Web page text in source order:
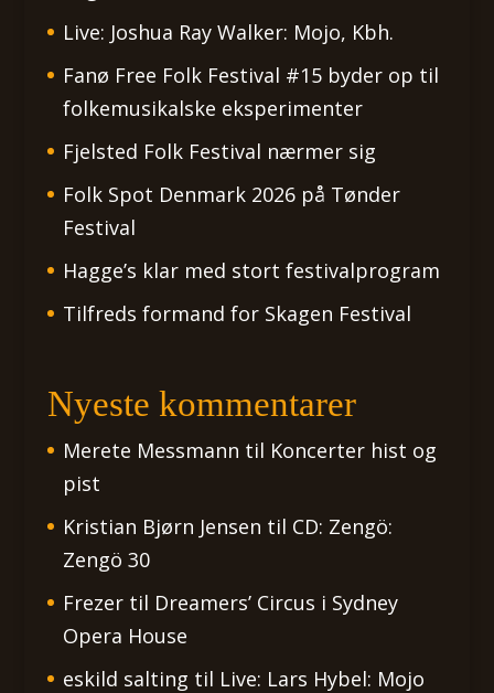
Live: Joshua Ray Walker: Mojo, Kbh.
Fanø Free Folk Festival #15 byder op til
folkemusikalske eksperimenter
Fjelsted Folk Festival nærmer sig
Folk Spot Denmark 2026 på Tønder
Festival
Hagge’s klar med stort festivalprogram
Tilfreds formand for Skagen Festival
Nyeste kommentarer
Merete Messmann til Koncerter hist og
pist
Kristian Bjørn Jensen til CD: Zengö:
Zengö 30
Frezertil Dreamers’ Circus i Sydney
Opera House
eskild salting til Live: Lars Hybel: Mojo